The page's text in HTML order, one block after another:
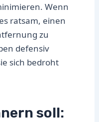
Wenn
ratsam, einen
zu
defensiv
sich bedroht
soll: